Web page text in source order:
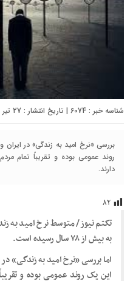
شناسه خبر : 6074 | تاریخ انتشار : 27 تیر 1403 - 0:24 | ارسال توسط :
بررسی «نرخ امید به زندگی» در
روند عمومی بوده و تقریباً تمام
دارند.
۸۲
تکتم نیوز/ متوسط نرخ امید به
به بیش از ۷۸ سال رسیده است.
اما بررسی «نرخ امید به زندگی»
این یک روند عمومی بوده و